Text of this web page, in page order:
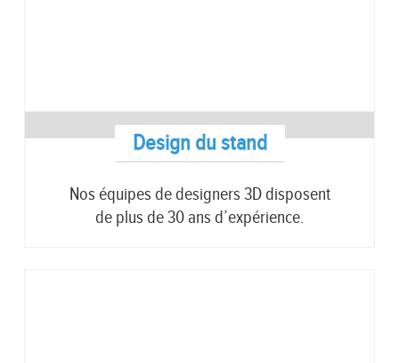
Design du stand
Nos équipes de designers 3D disposent
de plus de 30 ans d’expérience.